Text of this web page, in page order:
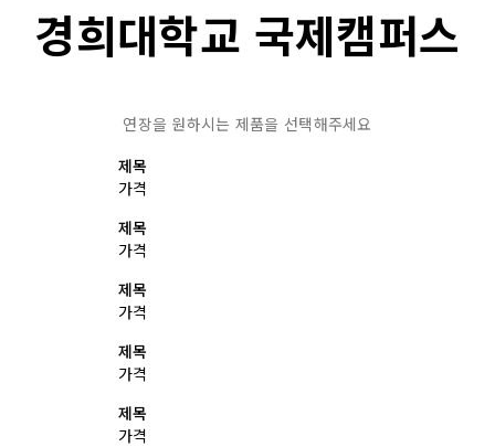
경희대학교 국제캠퍼스
연장을 원하시는 제품을 선택해주세요
제목
가격
제목
가격
제목
가격
제목
가격
제목
가격